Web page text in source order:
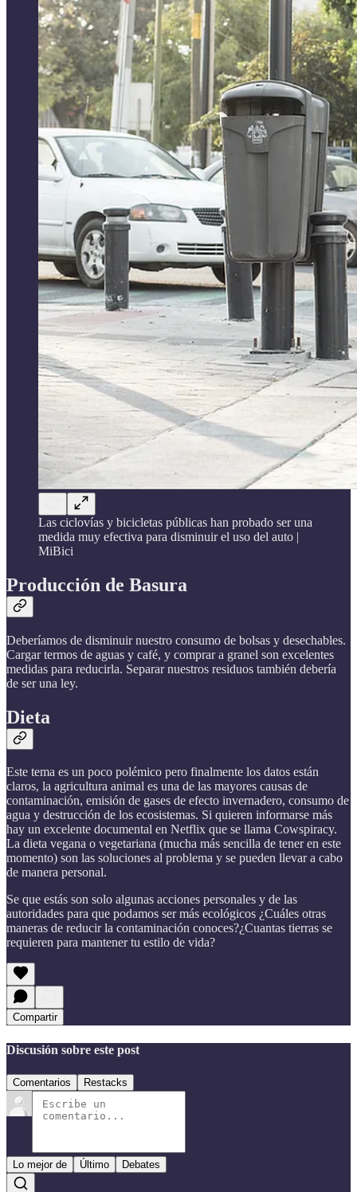
Las ciclovías y bicicletas públicas han probado ser una
medida muy efectiva para disminuir el uso del auto |
MiBici
Producción de Basura
Deberíamos de disminuir nuestro consumo de bolsas y desechables.
Cargar termos de aguas y café, y comprar a granel son excelentes
medidas para reducirla. Separar nuestros residuos también debería
de ser una ley.
Dieta
Este tema es un poco polémico pero finalmente los datos están
claros, la agricultura animal es una de las mayores causas de
contaminación, emisión de gases de efecto invernadero, consumo de
agua y destrucción de los ecosistemas. Si quieren informarse más
hay un excelente documental en Netflix que se llama Cowspiracy.
La dieta vegana o vegetariana (mucha más sencilla de tener en este
momento) son las soluciones al problema y se pueden llevar a cabo
de manera personal.
Se que estás son solo algunas acciones personales y de las
autoridades para que podamos ser más ecológicos ¿Cuáles otras
maneras de reducir la contaminación conoces?¿Cuantas tierras se
requieren para mantener tu estilo de vida?
Compartir
Discusión sobre este post
Comentarios Restacks
Lo mejor de Último Debates